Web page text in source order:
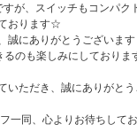
が、スイッチもコンパ
おります☆
誠にありがとうございま
のも楽しみにしておりま
いただき、誠にありがとう
一同、心よりお待ちしてお